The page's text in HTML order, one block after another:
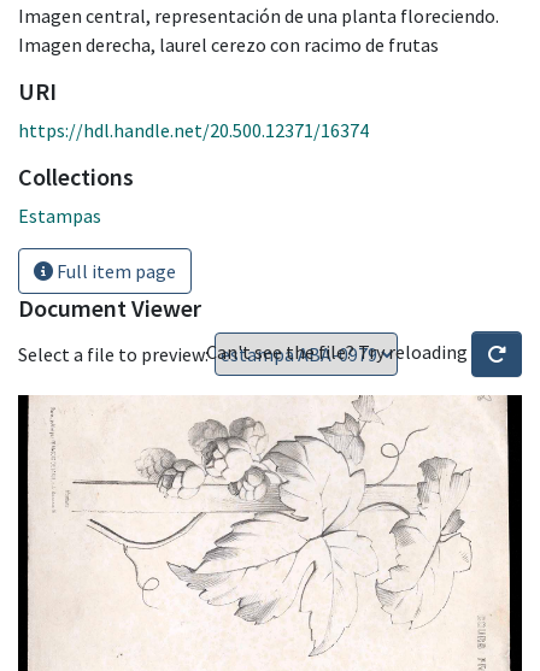
Imagen central, representación de una planta floreciendo.
Imagen derecha, laurel cerezo con racimo de frutas
URI
https://hdl.handle.net/20.500.12371/16374
Collections
Estampas
Full item page
Document Viewer
Select a file to preview:Can't see the file? Try reloading